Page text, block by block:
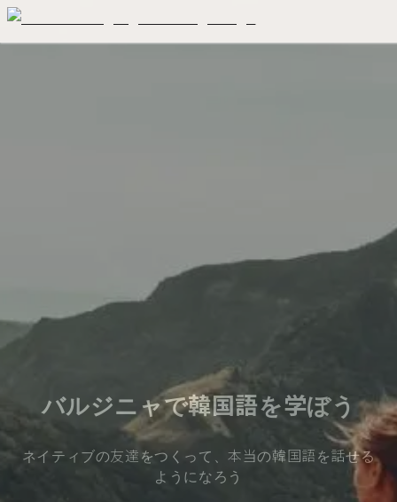
バルジニャで韓国語を学ぼう
ネイティブの友達をつくって、本当の韓国語を話せる
ようになろう